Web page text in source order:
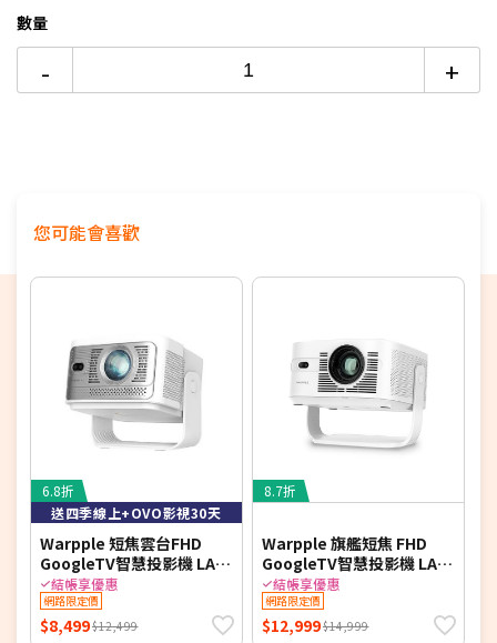
數量
- +
您可能會喜歡
6.8折
送四季線上+OVO影視30天
Warpple 短焦雲台FHD
GoogleTV智慧投影機 LA8
SE*送四季線上+OVO影視
30天 【智慧家庭】
結帳享優惠
網路限定價
$8,499$12,499
8.7折
Warpple 旗艦短焦 FHD
GoogleTV智慧投影機 LA10
Pro*送四季線上+影視30天
【智慧家庭】
結帳享優惠
網路限定價
$12,999$14,999